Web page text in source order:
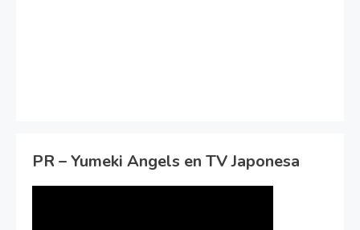
PR – Yumeki Angels en TV Japonesa